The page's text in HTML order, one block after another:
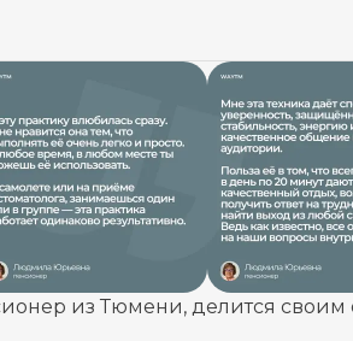
из Тюмени, делится своим